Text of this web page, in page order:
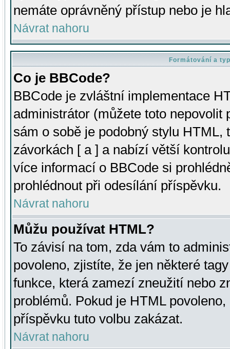
nemáte oprávněný přístup nebo je
Návrat nahoru
Formátování a
Co je BBCode?
BBCode je zvláštní implementace
administrátor (můžete toto
sám o sobě je podobný stylu HTML,
závorkách [ a ] a nabízí větší
více informací o BBCode si
prohlédnout při odesílání příspěvku.
Návrat nahoru
Můžu používat HTML?
To závisí na tom, zda vám to
povoleno, zjistíte, že jen některé
funkce, která zamezí zneužití nebo
problémů. Pokud je HTML
příspěvku tuto volbu zakázat.
Návrat nahoru